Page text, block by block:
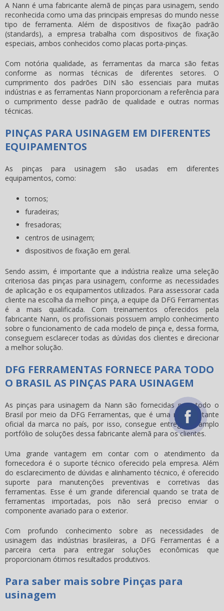
A Nann é uma fabricante alemã depinças para usinagem, sendo
reconhecida como uma das principais empresas do mundo nesse
tipo de ferramenta. Além de dispositivos de fixação padrão
(standards), a empresa trabalha com dispositivos de fixação
especiais, ambos conhecidos como placas porta-pinças.
Com notória qualidade, as ferramentas da marca são feitas
conforme as normas técnicas de diferentes setores. O
cumprimento dos padrões DIN são essenciais para muitas
indústrias e as ferramentas Nann proporcionam a referência para
o cumprimento desse padrão de qualidade e outras normas
técnicas.
PINÇAS PARA USINAGEM EM DIFERENTES
EQUIPAMENTOS
As pinças para usinagem são usadas em diferentes
equipamentos, como:
tornos;
furadeiras;
fresadoras;
centros de usinagem;
dispositivos de fixação em geral.
Sendo assim, é importante que a indústria realize uma seleção
criteriosa das pinças para usinagem, conforme as necessidades
de aplicação e os equipamentos utilizados. Para assessorar cada
cliente na escolha da melhor pinça, a equipe da DFG Ferramentas
é a mais qualificada. Com treinamentos oferecidos pela
fabricante Nann, os profissionais possuem amplo conhecimento
sobre o funcionamento de cada modelo de pinça e, dessa forma,
conseguem esclarecer todas as dúvidas dos clientes e direcionar
a melhor solução.
DFG FERRAMENTAS FORNECE PARA TODO
O BRASIL AS PINÇAS PARA USINAGEM
As pinças para usinagem da Nann são fornecidas para todo o
Brasil por meio da DFG Ferramentas, que é uma representante
oficial da marca no país, por isso, consegue entregar o amplo
portfólio de soluções dessa fabricante alemã para os clientes.
Uma grande vantagem em contar com o atendimento da
fornecedora é o suporte técnico oferecido pela empresa. Além
do esclarecimento de dúvidas e alinhamento técnico, é oferecido
suporte para manutenções preventivas e corretivas das
ferramentas. Esse é um grande diferencial quando se trata de
ferramentas importadas, pois não será preciso enviar o
componente avariado para o exterior.
Com profundo conhecimento sobre as necessidades de
usinagem das indústrias brasileiras, a DFG Ferramentas é a
parceira certa para entregar soluções econômicas que
proporcionam ótimos resultados produtivos.
Para saber mais sobre Pinças para
usinagem